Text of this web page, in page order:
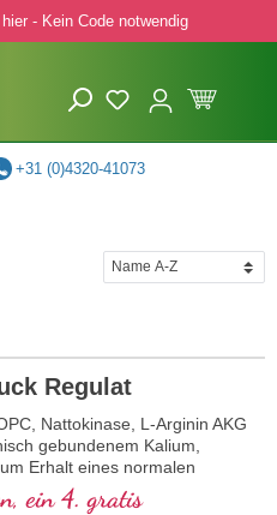
- Kein Code notwendig
+31 (0)4320-41073
Regulat
Nattokinase, L-Arginin AKG
gebundenem Kalium,
Erhalt eines normalen
beiträgt.
ein 4. gratis